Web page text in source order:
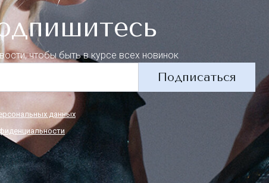
чтобы быть в курсе всех новинок
Подписаться
данных